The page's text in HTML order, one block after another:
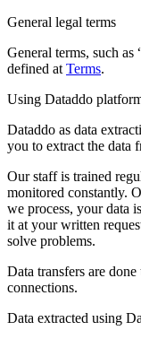
General legal terms
General terms, such as
defined at Terms.
Using Dataddo
Dataddo as data
you to extract the data
Our staff is trained
monitored constantly.
we process, your data
it at your written
solve problems.
Data transfers are
connections.
Data extracted using